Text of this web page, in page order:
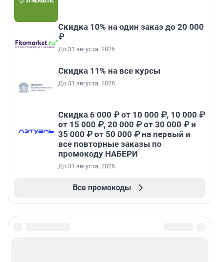
Скидка 10% на один заказ до 20 000
₽
До 31 августа, 2026
Скидка 11% на все курсы
До 31 августа, 2026
Скидка 6 000 ₽ от 10 000 ₽, 10 000 ₽
от 15 000 ₽, 20 000 ₽ от 30 000 ₽ и
35 000 ₽ от 50 000 ₽ на первый и
все повторные заказы по
промокоду НАБЕРИ
До 31 августа, 2026
Все промокоды